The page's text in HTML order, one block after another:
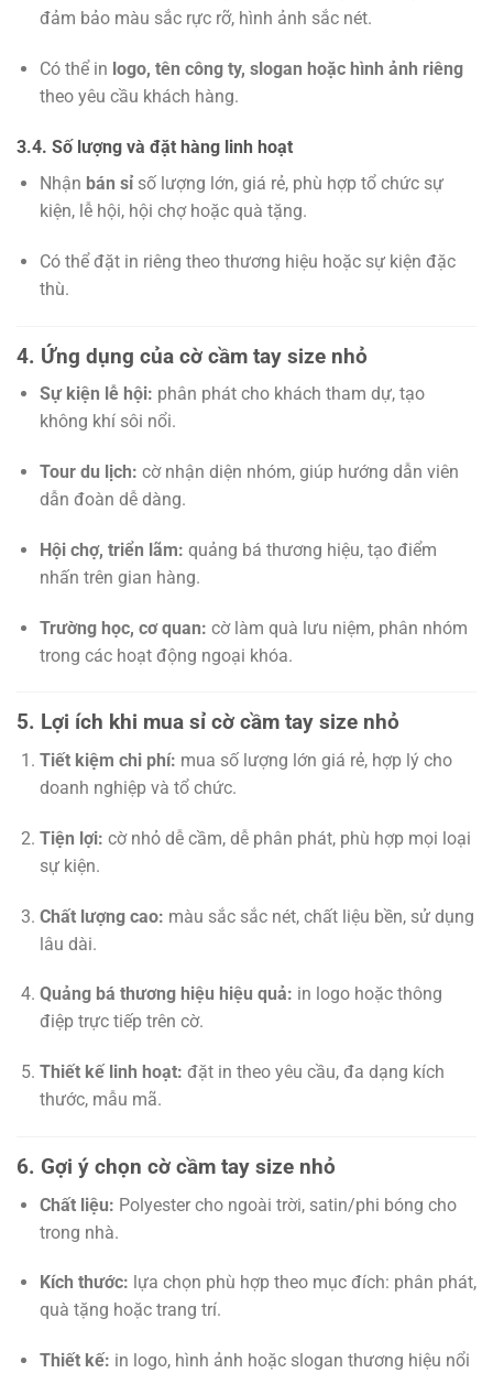
đảm bảo màu sắc rực rỡ, hình ảnh sắc nét.
Có thể in logo, tên công ty, slogan hoặc hình ảnh riêng
theo yêu cầu khách hàng.
3.4. Số lượng và đặt hàng linh hoạt
Nhận bán sỉsố lượng lớn, giá rẻ, phù hợp tổ chức sự
kiện, lễ hội, hội chợ hoặc quà tặng.
Có thể đặt in riêng theo thương hiệu hoặc sự kiện đặc
thù.
4. Ứng dụng của cờ cầm tay size nhỏ
Sự kiện lễ hội: phân phát cho khách tham dự, tạo
không khí sôi nổi.
Tour du lịch: cờ nhận diện nhóm, giúp hướng dẫn viên
dẫn đoàn dễ dàng.
Hội chợ, triển lãm: quảng bá thương hiệu, tạo điểm
nhấn trên gian hàng.
Trường học, cơ quan: cờ làm quà lưu niệm, phân nhóm
trong các hoạt động ngoại khóa.
5. Lợi ích khi mua sỉ cờ cầm tay size nhỏ
Tiết kiệm chi phí: mua số lượng lớn giá rẻ, hợp lý cho
doanh nghiệp và tổ chức.
Tiện lợi: cờ nhỏ dễ cầm, dễ phân phát, phù hợp mọi loại
sự kiện.
Chất lượng cao: màu sắc sắc nét, chất liệu bền, sử dụng
lâu dài.
Quảng bá thương hiệu hiệu quả: in logo hoặc thông
điệp trực tiếp trên cờ.
Thiết kế linh hoạt: đặt in theo yêu cầu, đa dạng kích
thước, mẫu mã.
6. Gợi ý chọn cờ cầm tay size nhỏ
Chất liệu: Polyester cho ngoài trời, satin/phi bóng cho
trong nhà.
Kích thước: lựa chọn phù hợp theo mục đích: phân phát,
quà tặng hoặc trang trí.
Thiết kế: in logo, hình ảnh hoặc slogan thương hiệu nổi